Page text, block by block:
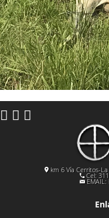
km 6 Vía Cerritos-La
Cel:
EMAIL: